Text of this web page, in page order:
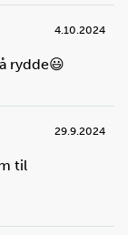
4.10.2024
rydde😃
29.9.2024
til